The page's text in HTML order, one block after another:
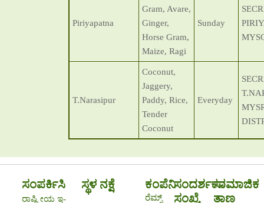
Piriyapatna
Gram, Avare,
Ginger,
Horse Gram,
Maize, Ragi
Sunday
T.Narasipur
Coconut,
Jaggery,
Paddy, Rice,
Tender
Coconut
Everyday
ಸಂಪರ್ಕಿಸಿ
ರಾಷ್ಟ್ರೀಯ ಇ-
ಸ್ಥಳ ನಕ್ಷೆ ಕಂಪೆನಿ
ರೆಮ್ಸ್
ಸಂದರ್ಶಕರ
ಸಂಖ್ಯೆ
ಸಾಮಾಜಿಕ
ತಾಣ